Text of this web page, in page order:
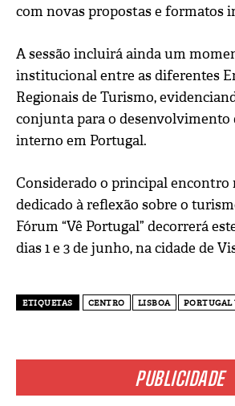
PUBLICIDADE
com novas propostas e formatos
A sessão incluirá ainda um
institucional entre as diferentes
Regionais de Turismo,
conjunta para o desenvolvimento
interno em Portugal.
Considerado o principal encontro
dedicado à reflexão sobre o
Fórum “Vê Portugal” decorrerá
dias 1 e 3 de junho, na cidade de
ETIQUETAS CENTRO LISBOA PORTUGAL